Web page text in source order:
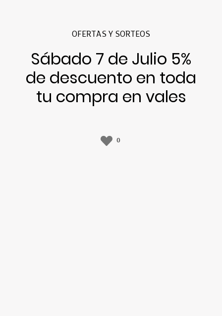
OFERTAS Y SORTEOS
Sábado 7 de Julio 5%
de descuento en toda
tu compra en vales
0